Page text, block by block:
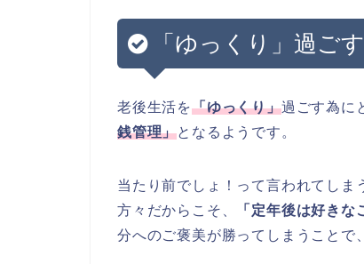
「ゆっくり」過ご
老後生活を「ゆっくり」過ごす為に
銭管理」となるようです。
当たり前でしょ！って言われてしま
方々だからこそ、
「定年後は好きな
分へのご褒美が勝ってしまうことで